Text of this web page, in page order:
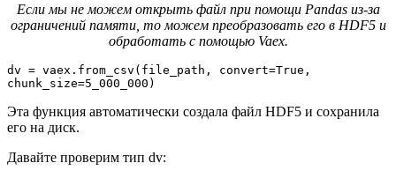
Если мы не можем открыть файл при помощи Pandas из-за
ограничений памяти, то можем преобразовать его в HDF5 и
обработать с помощью Vaex.
dv = vaex.from_csv(file_path, convert=True,
chunk_size=5_000_000)
Эта функция автоматически создала файл HDF5 и сохранила
его на диск.
Давайте проверим тип dv: